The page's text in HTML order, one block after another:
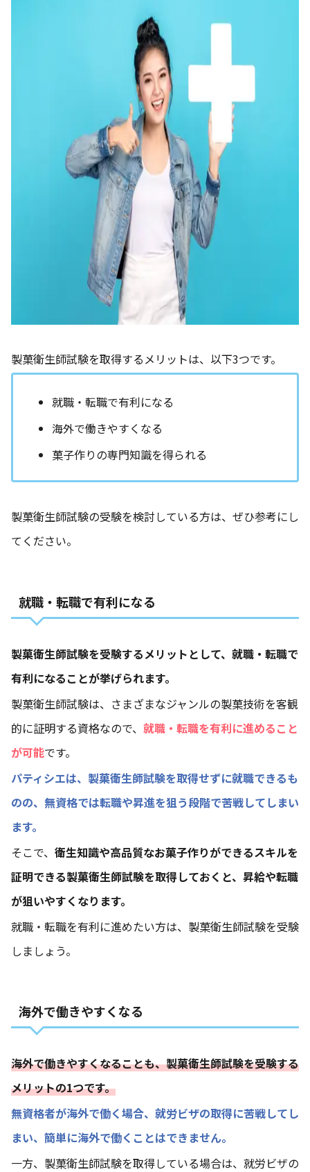
製菓衛生師試験を取得するメリットは、以下3つです。
就職・転職で有利になる
海外で働きやすくなる
菓子作りの専門知識を得られる
製菓衛生師試験の受験を検討している方は、ぜひ参考にし
てください。
就職・転職で有利になる
製菓衛生師試験を受験するメリットとして、就職・転職で
有利になることが挙げられます。
製菓衛生師試験は、さまざまなジャンルの製菓技術を客観
的に証明する資格なので、 就職・転職を有利に進めること
が可能です。
パティシエは、製菓衛生師試験を取得せずに就職できるも
のの、無資格では転職や昇進を狙う段階で苦戦してしまい
ます。
そこで、 衛生知識や高品質なお菓子作りができるスキルを
証明できる製菓衛生師試験を取得しておくと、昇給や転職
が狙いやすくなります。
就職・転職を有利に進めたい方は、製菓衛生師試験を受験
しましょう。
海外で働きやすくなる
海外で働きやすくなることも、製菓衛生師試験を受験する
メリットの1つです。
無資格者が海外で働く場合、就労ビザの取得に苦戦してし
まい、簡単に海外で働くことはできません。
一方、製菓衛生師試験を取得している場合は、就労ビザの